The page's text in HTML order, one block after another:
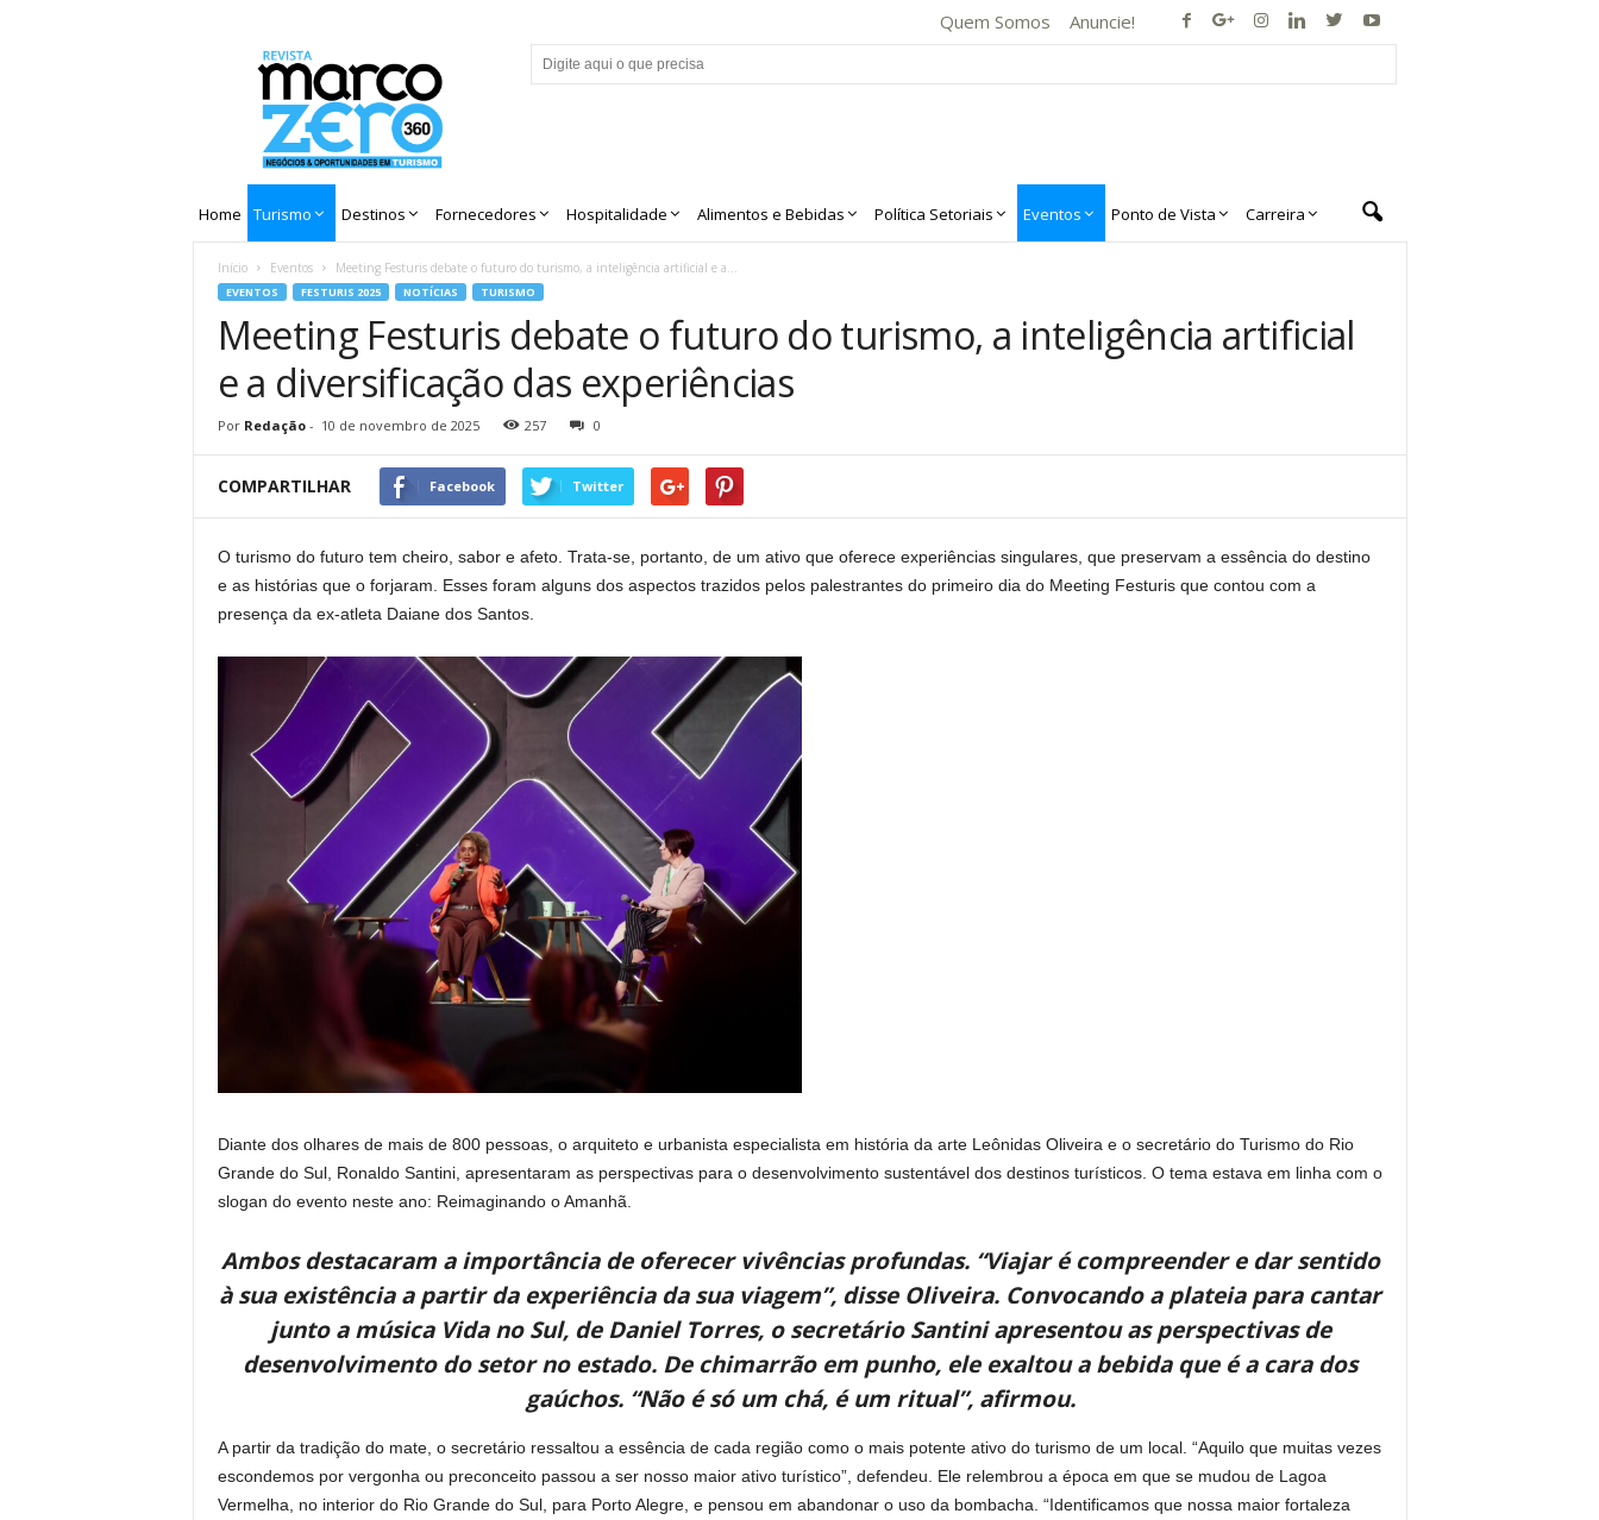
Quem Somos Anuncie!
Home Turismo Destinos Fornecedores Hospitalidade Alimentos e Bebidas Política Setoriais Eventos Ponto de Vista Carreira
Início Eventos Meeting Festuris debate o futuro do turismo, a inteligência artificial e a...
EVENTOS FESTURIS 2025 NOTÍCIAS TURISMO
Meeting Festuris debate o futuro do turismo, a inteligência artificial
e a diversificação das experiências
Por Redação- 10 de novembro de 2025 257 0
COMPARTILHAR Facebook Twitter
O turismo do futuro tem cheiro, sabor e afeto. Trata-se, portanto, de um ativo que oferece experiências singulares, que preservam a essência do destino
e as histórias que o forjaram. Esses foram alguns dos aspectos trazidos pelos palestrantes do primeiro dia do Meeting Festuris que contou com a
presença da ex-atleta Daiane dos Santos.
Diante dos olhares de mais de 800 pessoas, o arquiteto e urbanista especialista em história da arte Leônidas Oliveira e o secretário do Turismo do Rio
Grande do Sul, Ronaldo Santini, apresentaram as perspectivas para o desenvolvimento sustentável dos destinos turísticos. O tema estava em linha com o
slogan do evento neste ano: Reimaginando o Amanhã.
Ambos destacaram a importância de oferecer vivências profundas. “Viajar é compreender e dar sentido
à sua existência a partir da experiência da sua viagem”, disse Oliveira. Convocando a plateia para cantar
junto a música Vida no Sul, de Daniel Torres, o secretário Santini apresentou as perspectivas de
desenvolvimento do setor no estado. De chimarrão em punho, ele exaltou a bebida que é a cara dos
gaúchos. “Não é só um chá, é um ritual”, afirmou.
A partir da tradição do mate, o secretário ressaltou a essência de cada região como o mais potente ativo do turismo de um local. “Aquilo que muitas vezes
escondemos por vergonha ou preconceito passou a ser nosso maior ativo turístico”, defendeu. Ele relembrou a época em que se mudou de Lagoa
Vermelha, no interior do Rio Grande do Sul, para Porto Alegre, e pensou em abandonar o uso da bombacha. “Identificamos que nossa maior fortaleza